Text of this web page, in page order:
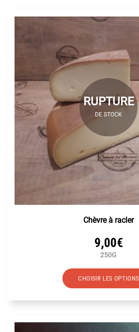
RUPTURE
DE STOCK
Chèvre à racler
9,00€
250G
CHOISIR LES OPTIONS